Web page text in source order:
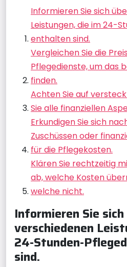
Informieren Sie sich
Leistungen, die im 24-
enthalten sind.
Vergleichen Sie die
Pflegedienste, um das
finden.
Achten Sie auf
Sie alle finanziellen
Erkundigen Sie sich
Zuschüssen oder
für die Pflegekosten.
Klären Sie rechtzeitig
ab, welche Kosten
welche nicht.
Informieren Sie
verschiedenen
24-Stunden-
sind.